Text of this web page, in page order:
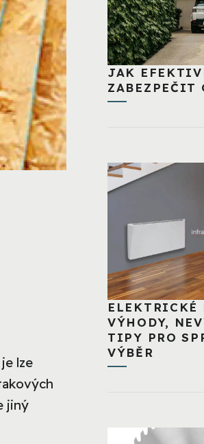
lze
jiný
JAK
ZABEZPEČIT
ELEKTRICKÉ
VÝHODY,
TIPY PRO
VÝBĚR